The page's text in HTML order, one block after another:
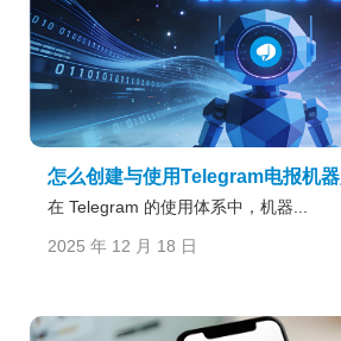
怎么创建与使用Telegram电报机器
在 Telegram 的使用体系中，机器...
2025 年 12 月 18 日